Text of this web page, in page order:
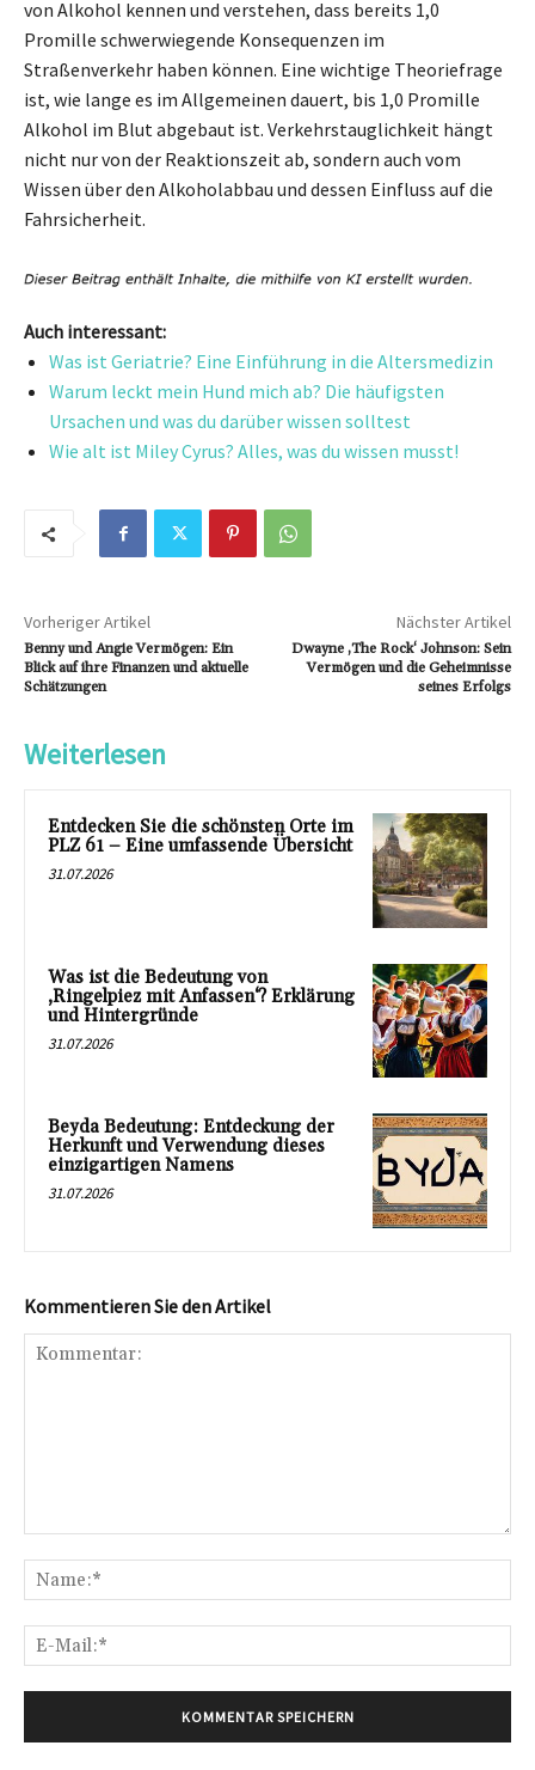
von Alkohol kennen und verstehen, dass bereits 1,0
Promille schwerwiegende Konsequenzen im
Straßenverkehr haben können. Eine wichtige Theoriefrage
ist, wie lange es im Allgemeinen dauert, bis 1,0 Promille
Alkohol im Blut abgebaut ist. Verkehrstauglichkeit hängt
nicht nur von der Reaktionszeit ab, sondern auch vom
Wissen über den Alkoholabbau und dessen Einfluss auf die
Fahrsicherheit.
Auch interessant:
Was ist Geriatrie? Eine Einführung in die Altersmedizin
Warum leckt mein Hund mich ab? Die häufigsten
Ursachen und was du darüber wissen solltest
Wie alt ist Miley Cyrus? Alles, was du wissen musst!
Vorheriger Artikel
Benny und Angie Vermögen: Ein
Blick auf ihre Finanzen und aktuelle
Schätzungen
Nächster Artikel
Dwayne ‚The Rock‘ Johnson: Sein
Vermögen und die Geheimnisse
seines Erfolgs
Weiterlesen
Entdecken Sie die schönsten Orte im
PLZ 61 – Eine umfassende Übersicht
31.07.2026
Was ist die Bedeutung von
‚Ringelpiez mit Anfassen‘? Erklärung
und Hintergründe
31.07.2026
Beyda Bedeutung: Entdeckung der
Herkunft und Verwendung dieses
einzigartigen Namens
31.07.2026
Kommentieren Sie den Artikel